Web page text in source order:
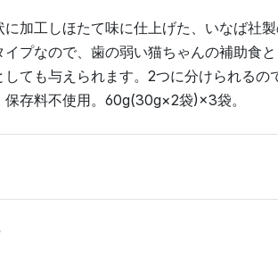
に加工しほたて味に仕上げた、いなば社
プなので、歯の弱い猫ちゃんの補助食
ても与えられます。2つに分けられるの
存料不使用。60g(30g×2袋)×3袋。